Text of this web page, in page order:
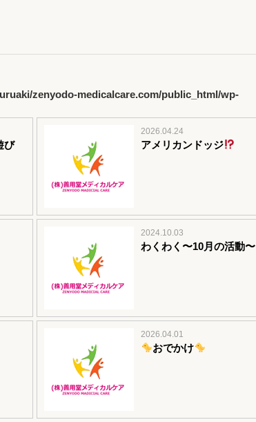
zenyodo-medicalcare.com/public_html/wp-
び
2026.04.24
アメリカンドッジ
2024.10.03
わくわく〜10月の活動〜
2026.04.01
おでかけ